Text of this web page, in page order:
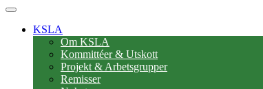
KSLA
Om KSLA
Kommittéer & Utskott
Projekt & Arbetsgrupper
Remisser